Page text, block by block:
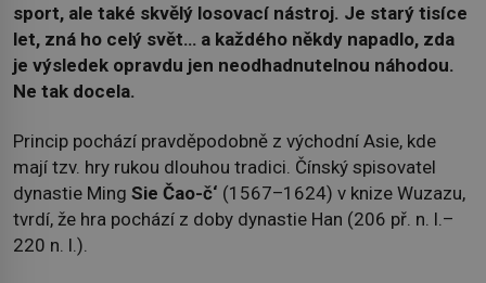
sport, ale také skvělý losovací nástroj. Je starý tisíce
let, zná ho celý svět… a každého někdy napadlo, zda
je výsledek opravdu jen neodhadnutelnou náhodou.
Ne tak docela.
Princip pochází pravděpodobně z východní Asie, kde
mají tzv. hry rukou dlouhou tradici. Čínský spisovatel
dynastie Ming Sie Čao-č‘ (1567–1624) v knize Wuzazu,
tvrdí, že hra pochází z doby dynastie Han (206 př. n. l.–
220 n. l.).